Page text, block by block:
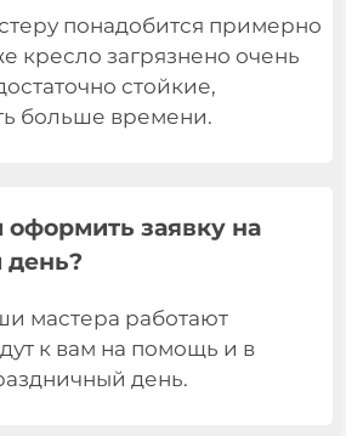
понадобится примерно
кресло загрязнено очень
стойкие,
больше времени.
заявку на
день?
мастера работают
к вам на помощь и в
день.